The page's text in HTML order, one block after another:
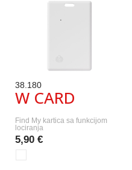
38.180
W CARD
Find My kartica sa funkcijom
lociranja
5,90 €